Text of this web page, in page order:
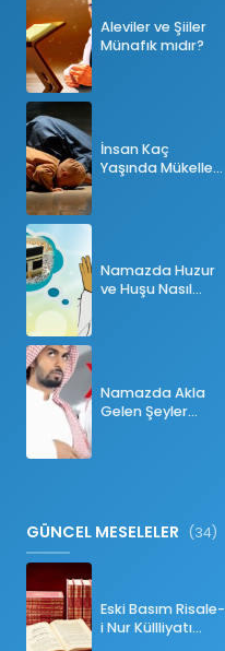
Aleviler ve Şiiler
Münafık mıdır?
İnsan Kaç
Yaşında Mükellef
Namazda Huzur
ve Huşu Nasıl
Namazda Akla
Gelen Şeyler
GÜNCEL MESELELER (34)
Eski Basım Risale-
i Nur Küllliyatı